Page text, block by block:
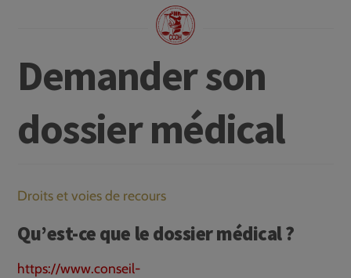
Demander son
dossier médical
Droits et voies de recours
Qu’est-ce que le dossier médical ?
https://www.conseil-